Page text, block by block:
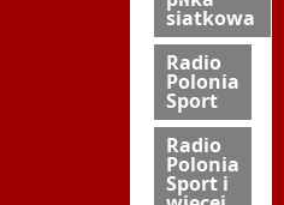
siatkowa
Radio
Polonia
Sport
Radio
Polonia
Sport i